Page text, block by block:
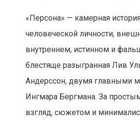
«Персона» — камерная
человеческой личности,
внутреннем, истинном и
блестяще разыгранная Лив
Андерссон, двумя главными
Ингмара Бергмана. За
взгляд, сюжетом и